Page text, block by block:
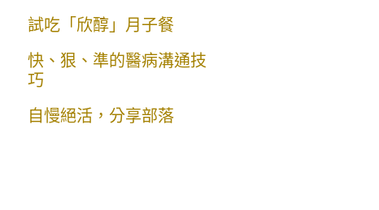
試吃「欣醇」月子餐
快、狠、準的醫病溝通技
巧
自慢絕活，分享部落